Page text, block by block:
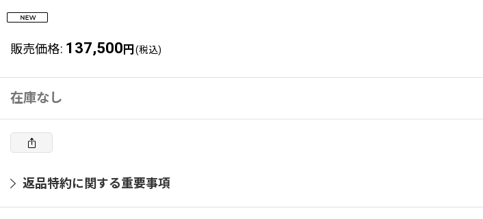
販売価格: 137,500 円 (税込)
在庫なし
返品特約に関する重要事項